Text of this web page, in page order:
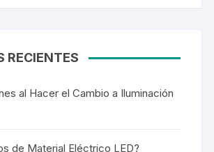
RECIENTES
al Hacer el Cambio a Iluminación
de Material Eléctrico LED?